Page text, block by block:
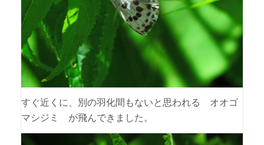
すぐ近くに、別の羽化間もないと思われる オオゴ
マシジミ が飛んできました。